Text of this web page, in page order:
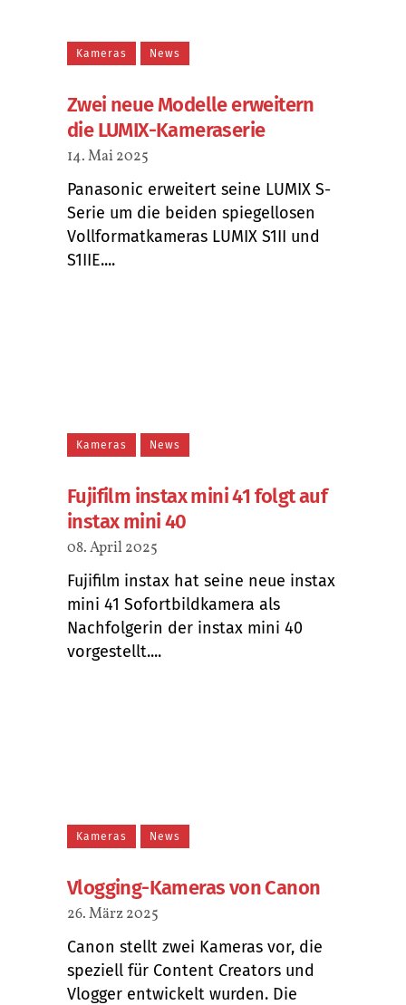
Kameras News
Zwei neue Modelle erweitern
die LUMIX-Kameraserie
14. Mai 2025
Panasonic erweitert seine LUMIX S-
Serie um die beiden spiegellosen
Vollformatkameras LUMIX S1II und
S1IIE....
Kameras News
Fujifilm instax mini 41 folgt auf
instax mini 40
08. April 2025
Fujifilm instax hat seine neue instax
mini 41 Sofortbildkamera als
Nachfolgerin der instax mini 40
vorgestellt....
Kameras News
Vlogging-Kameras von Canon
26. März 2025
Canon stellt zwei Kameras vor, die
speziell für Content Creators und
Vlogger entwickelt wurden. Die